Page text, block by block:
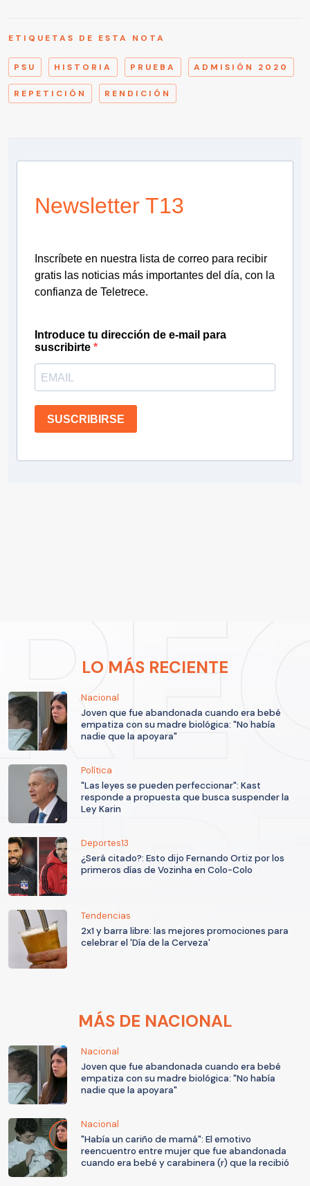
ETIQUETAS DE ESTA NOTA
PSU HISTORIA PRUEBA ADMISIÓN 2020
REPETICIÓN RENDICIÓN
Newsletter T13
Inscríbete en nuestra lista de correo para recibir
gratis las noticias más importantes del día, con la
confianza de Teletrece.
Introduce tu dirección de e-mail para
suscribirte
SUSCRIBIRSE
LO MÁS RECIENTE
Nacional
Joven que fue abandonada cuando era bebé
empatiza con su madre biológica: "No había
nadie que la apoyara"
Política
"Las leyes se pueden perfeccionar": Kast
responde a propuesta que busca suspender la
Ley Karin
Deportes13
¿Será citado?: Esto dijo Fernando Ortiz por los
primeros días de Vozinha en Colo-Colo
Tendencias
2x1 y barra libre: las mejores promociones para
celebrar el 'Día de la Cerveza'
MÁS DE NACIONAL
Nacional
Joven que fue abandonada cuando era bebé
empatiza con su madre biológica: "No había
nadie que la apoyara"
Nacional
"Había un cariño de mamá": El emotivo
reencuentro entre mujer que fue abandonada
cuando era bebé y carabinera (r) que la recibió